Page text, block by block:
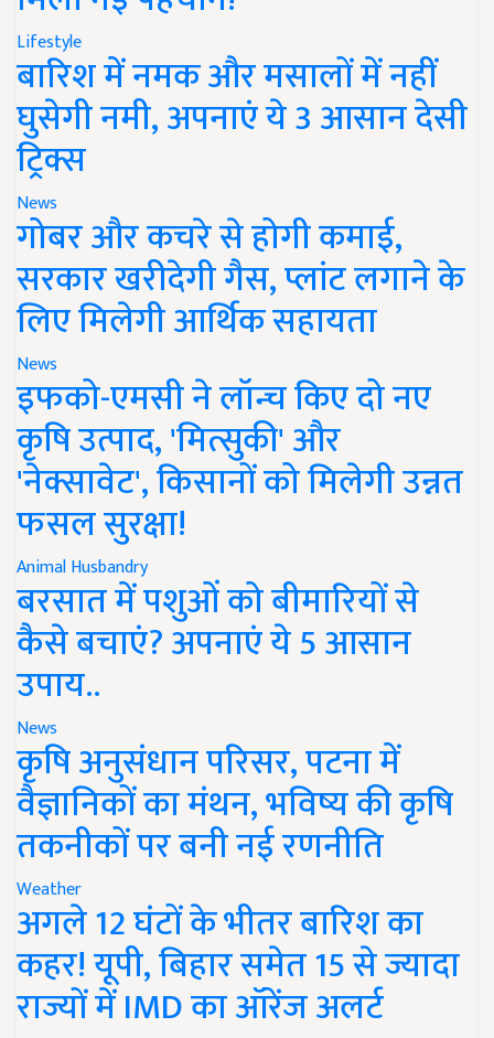
Lifestyle
बारिश में नमक और मसालों में नहीं
घुसेगी नमी, अपनाएं ये 3 आसान देसी
ट्रिक्स
News
गोबर और कचरे से होगी कमाई,
सरकार खरीदेगी गैस, प्लांट लगाने के
लिए मिलेगी आर्थिक सहायता
News
इफको-एमसी ने लॉन्च किए दो नए
कृषि उत्पाद, 'मित्सुकी' और
'नेक्सावेट', किसानों को मिलेगी उन्नत
फसल सुरक्षा!
Animal Husbandry
बरसात में पशुओं को बीमारियों से
कैसे बचाएं? अपनाएं ये 5 आसान
उपाय..
News
कृषि अनुसंधान परिसर, पटना में
वैज्ञानिकों का मंथन, भविष्य की कृषि
तकनीकों पर बनी नई रणनीति
Weather
अगले 12 घंटों के भीतर बारिश का
कहर! यूपी, बिहार समेत 15 से ज्यादा
राज्यों में IMD का ऑरेंज अलर्ट